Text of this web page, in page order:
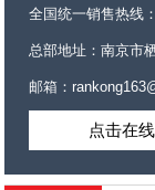
全国统一销售热线
总部地址：南京市
邮箱：
点击在